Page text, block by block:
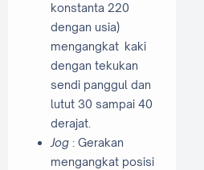
konstanta 220
dengan usia)
mengangkat kaki
dengan tekukan
sendi panggul dan
lutut 30 sampai 40
derajat.
Jog : Gerakan
mengangkat posisi